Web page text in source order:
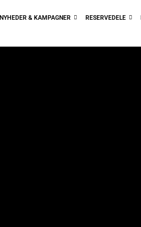
NYHEDER & KAMPAGNER RESERVEDELE